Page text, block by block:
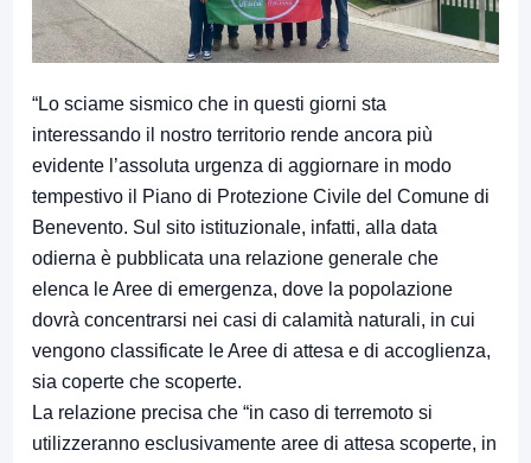
“Lo sciame sismico che in questi giorni sta
interessando il nostro territorio rende ancora più
evidente l’assoluta urgenza di aggiornare in modo
tempestivo il Piano di Protezione Civile del Comune di
Benevento. Sul sito istituzionale, infatti, alla data
odierna è pubblicata una relazione generale che
elenca le Aree di emergenza, dove la popolazione
dovrà concentrarsi nei casi di calamità naturali, in cui
vengono classificate le Aree di attesa e di accoglienza,
sia coperte che scoperte.
La relazione precisa che “in caso di terremoto si
utilizzeranno esclusivamente aree di attesa scoperte, in